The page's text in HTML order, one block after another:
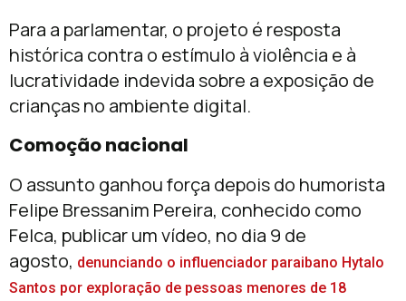
Para a parlamentar, o projeto é resposta
histórica contra o estímulo à violência e à
lucratividade indevida sobre a exposição de
crianças no ambiente digital.
Comoção nacional
O assunto ganhou força depois do humorista
Felipe Bressanim Pereira, conhecido como
Felca, publicar um vídeo, no dia 9 de
agosto, denunciando o influenciador paraibano Hytalo
Santos por exploração de pessoas menores de 18